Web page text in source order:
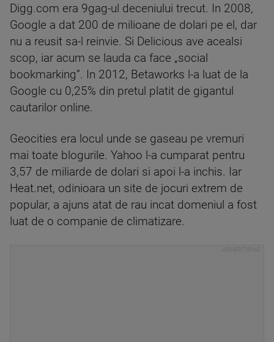
Digg.com era 9gag-ul deceniului trecut. In 2008,
Google a dat 200 de milioane de dolari pe el, dar
nu a reusit sa-l reinvie. Si Delicious ave acealsi
scop, iar acum se lauda ca face „social
bookmarking”. In 2012, Betaworks l-a luat de la
Google cu 0,25% din pretul platit de gigantul
cautarilor online.
Geocities era locul unde se gaseau pe vremuri
mai toate blogurile. Yahoo l-a cumparat pentru
3,57 de miliarde de dolari si apoi l-a inchis. Iar
Heat.net, odinioara un site de jocuri extrem de
popular, a ajuns atat de rau incat domeniul a fost
luat de o companie de climatizare.